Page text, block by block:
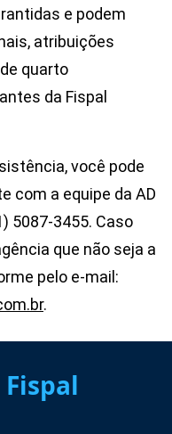
e podem
atribuições
quarto
da Fispal
você pode
com a equipe da AD
5087-3455. Caso
que não seja a
pelo e-mail:
.